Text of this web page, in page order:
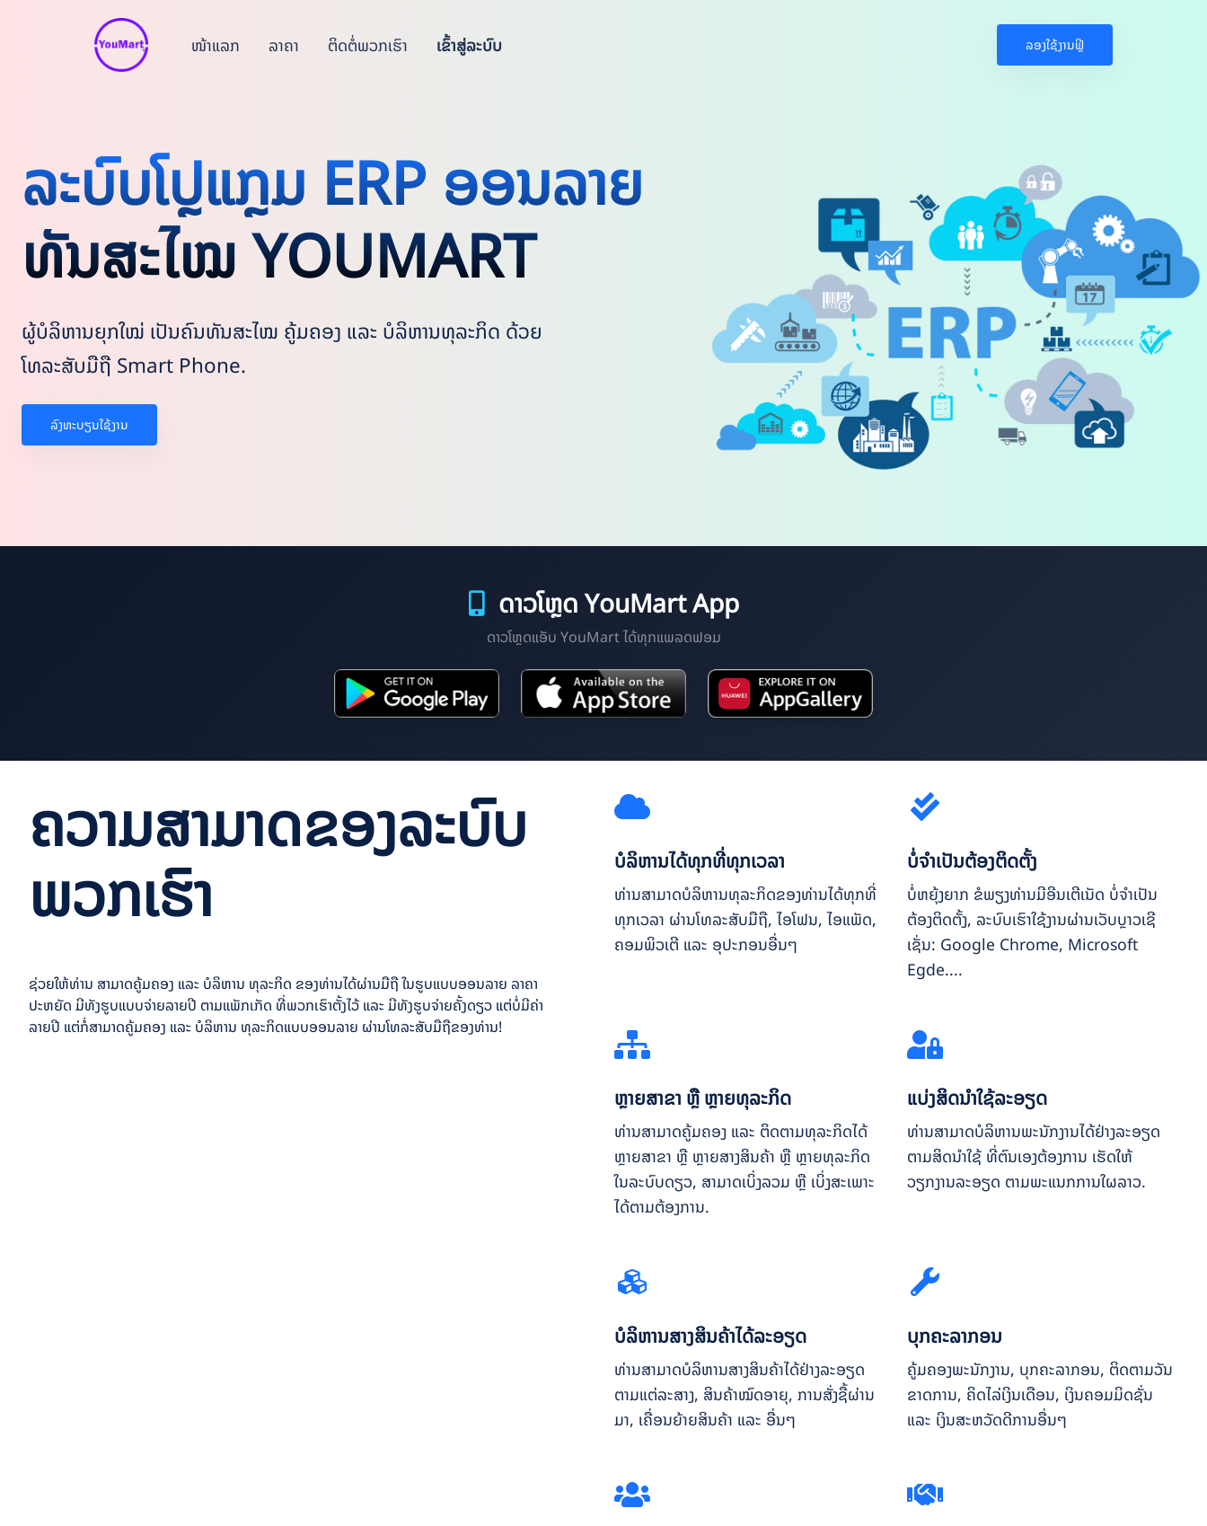
ລອງໃຊ້ງານຟຼີ
ເຂົ້າສູ່ລະບົບ
ຕິດຕໍ່ພວກເຮົາ
ລາຄາ
ໜ້າແລກ
ລະບົບໂປຼແກຼມ ERP ອອນລາຍ
ທັນສະໄໝ YOUMART
ຜູ້ບໍລິຫານຍຸກໃໝ່ ເປັນຄົນທັນສະໄໝ ຄູ້ມຄອງ ແລະ ບໍລິຫານທຸລະກິດ ດ້ວຍ
ໂທລະສັບມືຖື Smart Phone.
ລົງທະບຽນໃຊ້ງານ
ດາວໂຫຼດ YouMart App
ດາວໂຫຼດແອັບ YouMart ໄດ້ທຸກແພລດຟອມ
ຄວາມສາມາດຂອງລະບົບ
ພວກເຮົາ
ຊ່ວຍໃຫ້ທ່ານ ສາມາດຄູ້ມຄອງ ແລະ ບໍລິຫານ ທຸລະກິດ ຂອງທ່ານໄດ້ຜ່ານມືຖື ໃນຮູບແບບອອນລາຍ ລາຄາ
ປະຫຍັດ ມີທັງຮູບແບບຈ່າຍລາຍປີ ຕາມແພັກເກັດ ທີ່ພວກເຮົາຕັ້ງໄວ້ ແລະ ມີທັງຮູບຈ່າຍຄັ້ງດຽວ ແຕ່ບໍ່ມີຄ່າ
ລາຍປີ ແຕ່ກໍ່ສາມາດຄູ້ມຄອງ ແລະ ບໍລິຫານ ທຸລະກິດແບບອອນລາຍ ຜ່ານໂທລະສັບມືຖືຂອງທ່ານ!
ບໍລິຫານໄດ້ທຸກທີ່ທຸກເວລາ
ທ່ານສາມາດບໍລິຫານທຸລະກິດຂອງທ່ານໄດ້ທຸກທີ່
ທຸກເວລາ ຜ່ານໂທລະສັບມືຖື, ໄອໂຟນ, ໄອແພັດ,
ຄອມພິວເຕີ ແລະ ອຸປະກອນອື່ນໆ
ບໍ່ຈຳເປັນຕ້ອງຕິດຕັ້ງ
ບໍ່ຫຍຸ້ງຍາກ ຂໍພຽງທ່ານມີອີນເຕີເນັດ ບໍ່ຈຳເປັນ
ຕ້ອງຕິດຕັ້ງ, ລະບົບເຮົາໃຊ້ງານຜ່ານເວັບບຼາວເຊີ
ເຊັ່ນ: Google Chrome, Microsoft
Egde....
ຫຼາຍສາຂາ ຫຼື ຫຼາຍທຸລະກິດ
ທ່ານສາມາດຄູ້ມຄອງ ແລະ ຕິດຕາມທຸລະກິດໄດ້
ຫຼາຍສາຂາ ຫຼື ຫຼາຍສາງສິນຄ້າ ຫຼື ຫຼາຍທຸລະກິດ
ໃນລະບົບດຽວ, ສາມາດເບິ່ງລວມ ຫຼື ເບິ່ງສະເພາະ
ໄດ້ຕາມຕ້ອງການ.
ແບ່ງສິດນຳໃຊ້ລະອຽດ
ທ່ານສາມາດບໍລິຫານພະນັກງານໄດ້ຢ່າງລະອຽດ
ຕາມສິດນຳໃຊ້ ທີ່ຕົນເອງຕ້ອງການ ເຮັດໃຫ້
ວຽກງານລະອຽດ ຕາມພະແນກການໃຜລາວ.
ບໍລິຫານສາງສິນຄ້າໄດ້ລະອຽດ
ທ່ານສາມາດບໍລິຫານສາງສິນຄ້າໄດ້ຢ່າງລະອຽດ
ຕາມແຕ່ລະສາງ, ສິນຄ້າໝົດອາຍຸ, ການສັ່ງຊື້ຜ່ານ
ມາ, ເຄື່ອນຍ້າຍສິນຄ້າ ແລະ ອື່ນໆ
ບຸກຄະລາກອນ
ຄູ້ມຄອງພະນັກງານ, ບຸກຄະລາກອນ, ຕິດຕາມວັນ
ຂາດການ, ຄິດໄລ່ເງິນເດືອນ, ເງິນຄອມມິດຊັ່ນ
ແລະ ເງິນສະຫວັດດີການອື່ນໆ